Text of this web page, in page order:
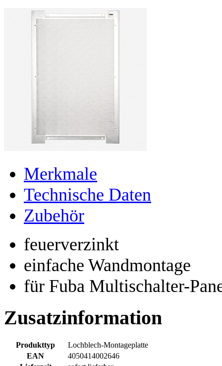
Merkmale
Technische Daten
Zubehör
feuerverzinkt
einfache Wandmontage
für Fuba Multischalter-
Zusatzinformation
Produkttyp
Lochblech-Montageplatte
EAN
4050414002646